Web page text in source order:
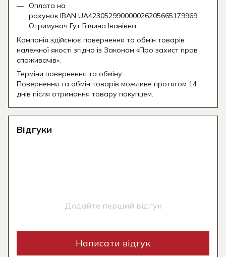
Оплата на
рахунок IBAN UA423052990000026205665179969
Отримувач Гут Галина Іванівна
Компанія здійснює повернення та обмін товарів
належної якості згідно із Законом «Про захист прав
споживачів».
Терміни повернення та обміну
Повернення та обмін товарів можливе протягом 14
днів після отримання товару покупцем.
Відгуки
Додайте перший відгук
Написати відгук